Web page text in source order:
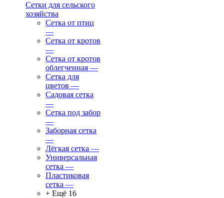
Сетки для сельского
хозяйства
Сетка от птиц
—
Сетка от кротов
—
Сетка от кротов
облегченная —
Сетка для
цветов —
Садовая сетка
—
Сетка под забор
—
Заборная сетка
—
Лёгкая сетка —
Универсальная
сетка —
Пластиковая
сетка —
+ Ещё 16